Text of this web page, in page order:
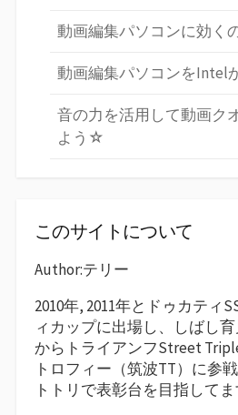
動画編集パソコンに効く
動画編集パソコンをIntel
音の力を活用して動画ク
よう☆
このサイトについて
Author:テリー
2010年, 2011年とドゥカティ
ィカップに出場し、しばし
からトライアンフStreet
トロフィー（筑波TT）に参
トトリで表彰台を目指してま